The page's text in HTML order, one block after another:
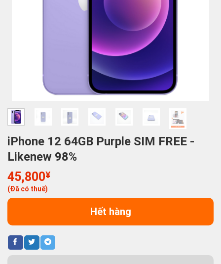
iPhone 12 64GB Purple SIM FREE -
Likenew 98%
45,800¥
(Đã có thuế)
Hết hàng